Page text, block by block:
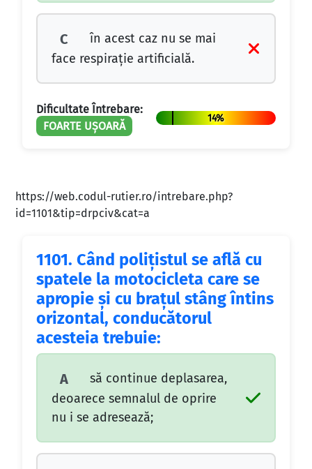
C
în acest caz nu se mai
face respiraţie artificială.
Dificultate Întrebare:
FOARTE UȘOARĂ
14%
https://web.codul-rutier.ro/intrebare.php?
id=1101&tip=drpciv&cat=a
1101. Când poliţistul se află cu
spatele la motocicleta care se
apropie şi cu braţul stâng întins
orizontal, conducătorul
acesteia trebuie:
A
să continue deplasarea,
deoarece semnalul de oprire
nu i se adresează;